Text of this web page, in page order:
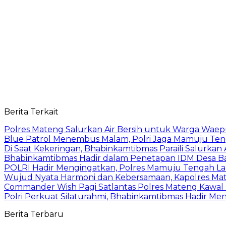
Berita Terkait
Polres Mateng Salurkan Air Bersih untuk Warga
Blue Patrol Menembus Malam, Polri Jaga Mamuju
Di Saat Kekeringan, Bhabinkamtibmas Paraili Salurkan
Bhabinkamtibmas Hadir dalam Penetapan IDM Desa
POLRI Hadir Mengingatkan, Polres Mamuju Tengah
Wujud Nyata Harmoni dan Kebersamaan, Kapolres
Commander Wish Pagi Satlantas Polres Mateng
Polri Perkuat Silaturahmi, Bhabinkamtibmas Hadir
Berita Terbaru